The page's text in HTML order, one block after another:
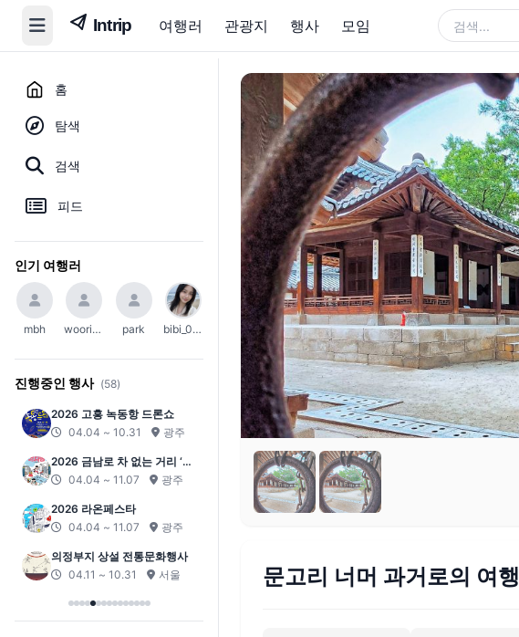
여행러 관광지 행사 모임
홈
탐색
검색
피드
인기 여행러
mbh woori_654 park bibi_0203
진행중인 행사 (58)
2026 고흥 녹동항 드론쇼
04.04 ~ 10.31
광주
2026 금남로 차 없는 거리 ‘걷
자잉’04.04 ~ 11.07 광주
2026 라온페스타
04.04 ~ 11.07
광주
의정부지 상설 전통문화행사
04.11 ~ 10.31
서울 문고리 너머 과거로의 여행